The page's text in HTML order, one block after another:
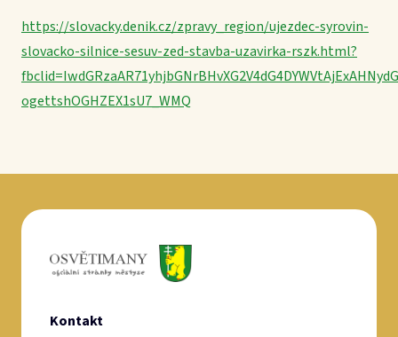
https://slovacky.denik.cz/zpravy_region/ujezdec-syrovin-
slovacko-silnice-sesuv-zed-stavba-uzavirka-rszk.html?
ogettshOGHZEX1sU7_WMQ
Kontakt